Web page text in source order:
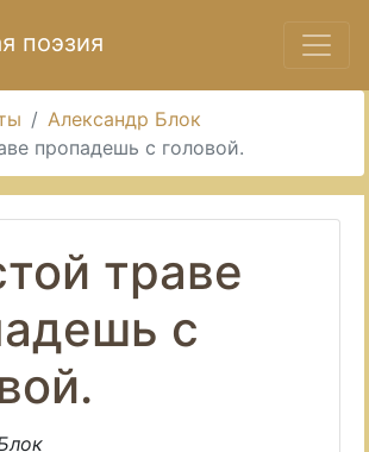
поэзия
Александр Блок
пропадешь с головой.
траве
с